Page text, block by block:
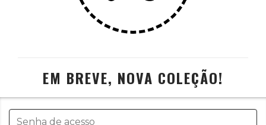
EM BREVE, NOVA COLEÇÃO!